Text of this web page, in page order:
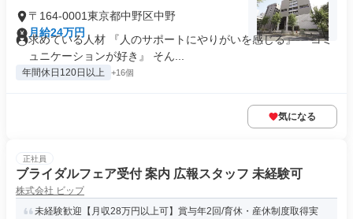
〒164-0001東京都中野区中野
月給24万円
求めている人材 『人のサポートにやりがいを感じる』 『コミ
ュニケーションが好き』 そん...
年間休日120日以上 +16個
気になる
正社員
ブライダルフェア受付 案内 広報スタッフ 未経験可
株式会社 ビップ
未経験歓迎【月収28万円以上可】賞与年2回/育休・産休制度取得実